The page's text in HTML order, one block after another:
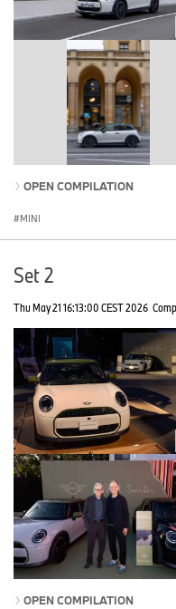
OPEN COMPILATION
MINI
Set 2
Thu May 21 16:13:00 CEST 2026
OPEN COMPILATION